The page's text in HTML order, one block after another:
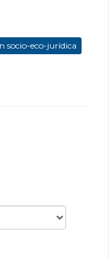
socio-eco-jurídica